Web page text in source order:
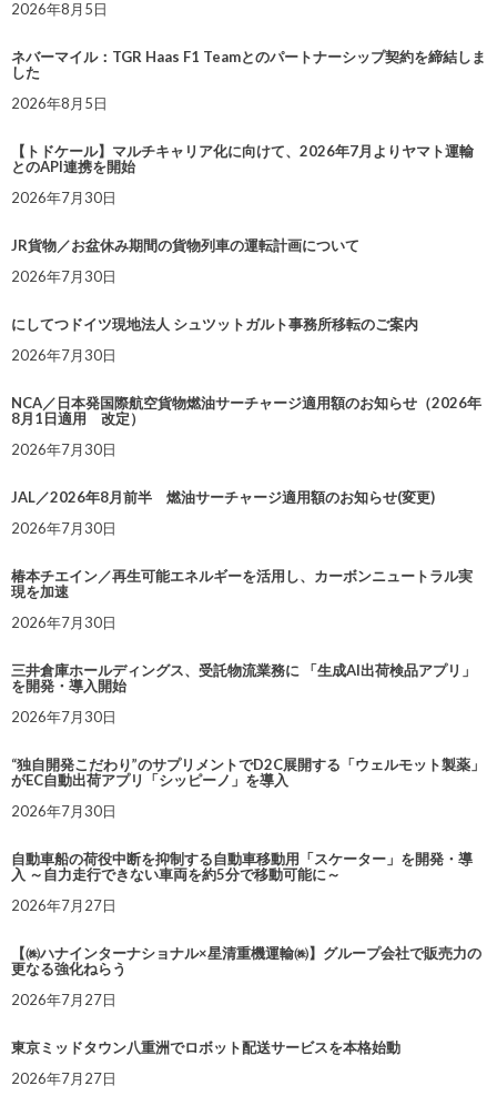
2026年8月5日
ネバーマイル：TGR Haas F1 Teamとのパートナーシップ契約を締結しま
した
2026年8月5日
【トドケール】マルチキャリア化に向けて、2026年7月よりヤマト運輸
とのAPI連携を開始
2026年7月30日
JR貨物／お盆休み期間の貨物列車の運転計画について
2026年7月30日
にしてつドイツ現地法人 シュツットガルト事務所移転のご案内
2026年7月30日
NCA／日本発国際航空貨物燃油サーチャージ適用額のお知らせ（2026年
8月1日適用 改定）
2026年7月30日
JAL／2026年8月前半 燃油サーチャージ適用額のお知らせ(変更)
2026年7月30日
椿本チエイン／再生可能エネルギーを活用し、カーボンニュートラル実
現を加速
2026年7月30日
三井倉庫ホールディングス、受託物流業務に 「生成AI出荷検品アプリ」
を開発・導入開始
2026年7月30日
“独自開発こだわり”のサプリメントでD2C展開する「ウェルモット製薬」
がEC自動出荷アプリ「シッピーノ」を導入
2026年7月30日
自動車船の荷役中断を抑制する自動車移動用「スケーター」を開発・導
入 ～自力走行できない車両を約5分で移動可能に～
2026年7月27日
【㈱ハナインターナショナル×星清重機運輸㈱】グループ会社で販売力の
更なる強化ねらう
2026年7月27日
東京ミッドタウン八重洲でロボット配送サービスを本格始動
2026年7月27日